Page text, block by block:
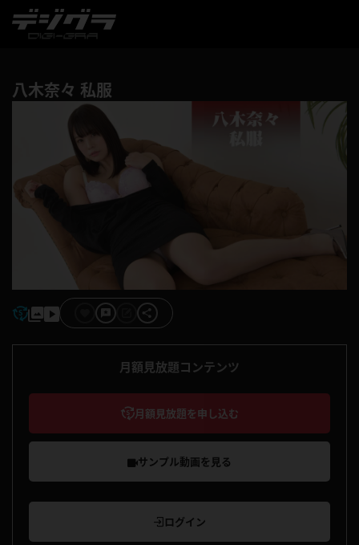
八木奈々 私服
月額見放題コンテンツ
月額見放題を申し込む
サンプル動画を見る
ログイン